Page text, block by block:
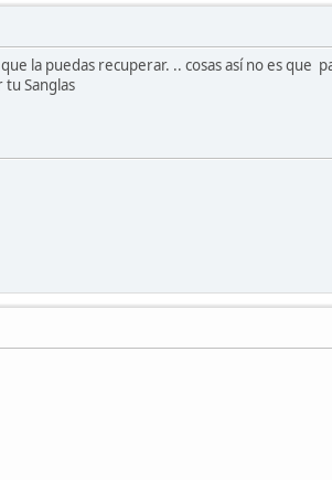
la puedas recuperar. .. cosas así no es
Sanglas